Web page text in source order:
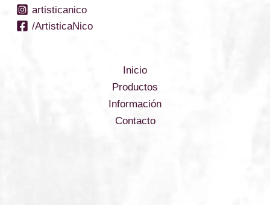
artisticanico
/ArtisticaNico
Inicio
Productos
Información
Contacto